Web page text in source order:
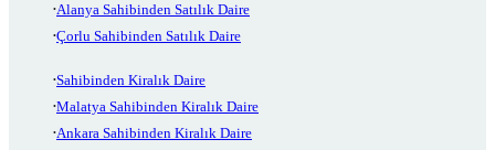
Alanya Sahibinden Satılık Daire
Çorlu Sahibinden Satılık Daire
Sahibinden Kiralık Daire
Malatya Sahibinden Kiralık Daire
Ankara Sahibinden Kiralık Daire